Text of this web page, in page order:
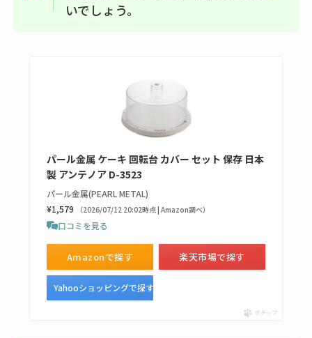
理由はなぜ？売って
ない？売ってる場所
は？代わりの代用品
も調査
スはコンビニで売っ
は？おすすめや効果
も調査
いでしょう。
パール金属 ケーキ 回転台 カバー セット 保存 日本
製 アンテノア D-3523
パール金属(PEARL METAL)
¥1,579
（2026/07/12 20:02時点 | Amazon調べ）
口コミを見る
Amazonで探す 楽天市場で探す
Yahooショッピングで探す
ポチップ